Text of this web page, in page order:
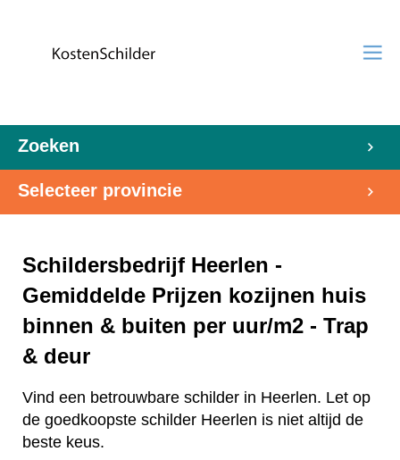
Zoeken
Selecteer provincie
Schildersbedrijf Heerlen -
Gemiddelde Prijzen kozijnen huis
binnen & buiten per uur/m2 - Trap
& deur
Vind een betrouwbare schilder in Heerlen. Let op
de goedkoopste schilder Heerlen is niet altijd de
beste keus.